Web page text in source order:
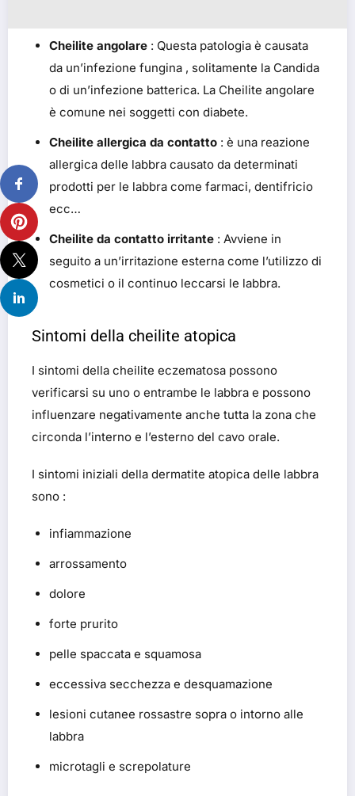
Cheilite angolare : Questa patologia è causata
da un’infezione fungina , solitamente la Candida
o di un’infezione batterica. La Cheilite angolare
è comune nei soggetti con diabete.
Cheilite allergica da contatto : è una reazione
allergica delle labbra causato da determinati
prodotti per le labbra come farmaci, dentifricio
ecc…
Cheilite da contatto irritante : Avviene in
seguito a un’irritazione esterna come l’utilizzo di
cosmetici o il continuo leccarsi le labbra.
Sintomi della cheilite atopica
I sintomi della cheilite eczematosa possono
verificarsi su uno o entrambe le labbra e possono
influenzare negativamente anche tutta la zona che
circonda l’interno e l’esterno del cavo orale.
I sintomi iniziali della dermatite atopica delle labbra
sono :
infiammazione
arrossamento
dolore
forte prurito
pelle spaccata e squamosa
eccessiva secchezza e desquamazione
lesioni cutanee rossastre sopra o intorno alle
labbra
microtagli e screpolature